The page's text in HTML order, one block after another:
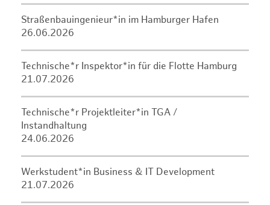
Straßenbauingenieur*in im Hamburger Hafen
26.06.2026
Technische*r Inspektor*in für die Flotte Hamburg
21.07.2026
Technische*r Projektleiter*in TGA /
Instandhaltung
24.06.2026
Werkstudent*in Business & IT Development
21.07.2026